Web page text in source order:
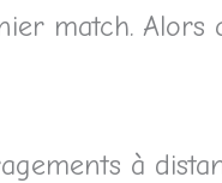
match. Alors
à